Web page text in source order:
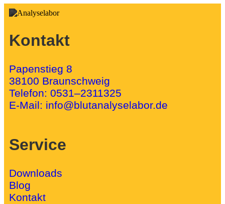
Kontakt
Papenstieg 8
38100 Braunschweig
Telefon: 0531–2311325
E-Mail: info@blutanalyselabor.de
Service
Downloads
Blog
Kontakt